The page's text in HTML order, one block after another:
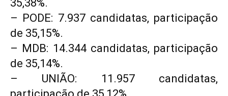
35,38%.
– PODE: 7.937 candidatas, participação
de 35,15%.
– MDB: 14.344 candidatas, participação
de 35,14%.
– UNIÃO: 11.957 candidatas,